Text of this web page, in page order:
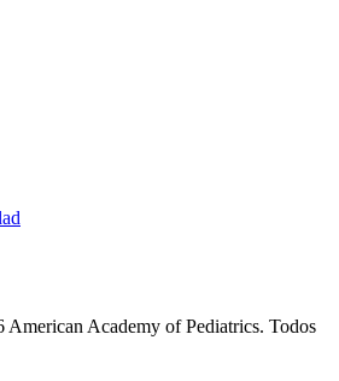
American Academy of Pediatrics. Todos